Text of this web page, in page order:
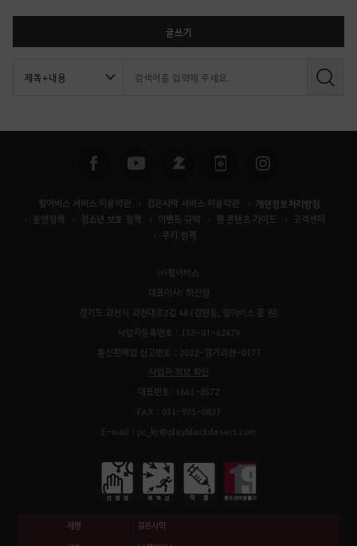
글쓰기
검
펄어비스 서비스 이용약관 검은사막 서비스 이용약관 개인정보처리방침
운영정책 청소년 보호 정책 이벤트 규약 팬 콘텐츠 가이드
고객센터
쿠키 정책
㈜펄어비스
대표이사: 허진영
경기도 과천시 과천대로2길 48 (갈현동, 펄어비스 홈 원)
사업자등록번호 : 138-81-62479
통신판매업 신고번호 : 2022-경기과천-0177
사업자 정보 확인
대표번호: 1661-8572
FAX : 031-935-0837
E-mail : pc_kr@playblackdesert.com
제명 검은사막